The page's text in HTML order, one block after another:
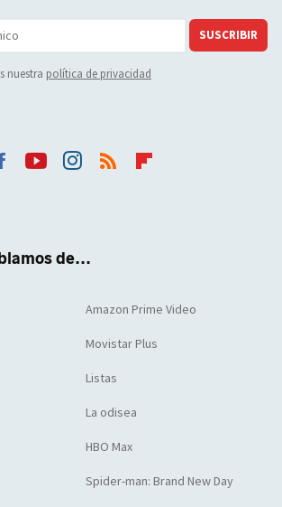
SUSCRIBIR
nuestra política de privacidad
de...
Amazon Prime Video
Movistar Plus
Listas
La odisea
HBO Max
Spider-man: Brand New Day